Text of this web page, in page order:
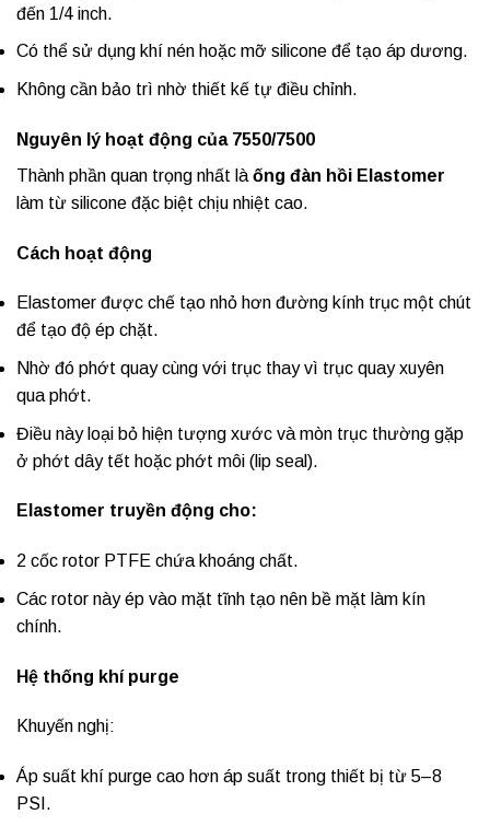
đến 1/4 inch.
Có thể sử dụng khí nén hoặc mỡ silicone để tạo áp dương.
Không cần bảo trì nhờ thiết kế tự điều chỉnh.
Nguyên lý hoạt động của 7550/7500
Thành phần quan trọng nhất là ống đàn hồi Elastomer
làm từ silicone đặc biệt chịu nhiệt cao.
Cách hoạt động
Elastomer được chế tạo nhỏ hơn đường kính trục một chút
để tạo độ ép chặt.
Nhờ đó phớt quay cùng với trục thay vì trục quay xuyên
qua phớt.
Điều này loại bỏ hiện tượng xước và mòn trục thường gặp
ở phớt dây tết hoặc phớt môi (lip seal).
Elastomer truyền động cho:
2 cốc rotor PTFE chứa khoáng chất.
Các rotor này ép vào mặt tĩnh tạo nên bề mặt làm kín
chính.
Hệ thống khí purge
Khuyến nghị:
Áp suất khí purge cao hơn áp suất trong thiết bị từ 5–8
PSI.